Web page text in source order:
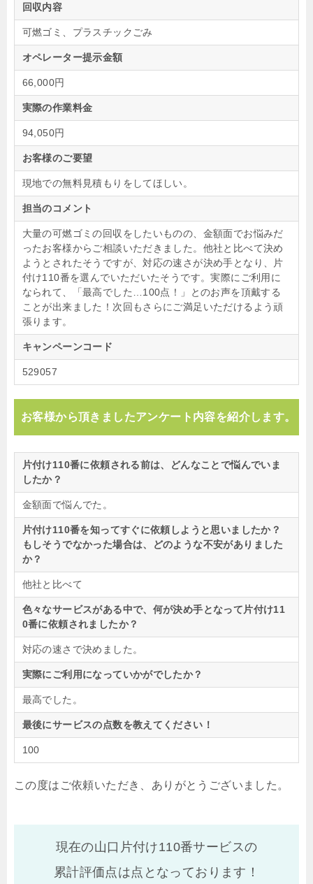
回収内容
可燃ゴミ、プラスチックごみ
オペレーター提示金額
66,000円
実際の作業料金
94,050円
お客様のご要望
現地での無料見積もりをしてほしい。
担当のコメント
大量の可燃ゴミの回収をしたいものの、金額面でお悩みだ
ったお客様からご相談いただきました。他社と比べて決め
ようとされたそうですが、対応の速さが決め手となり、片
付け110番を選んでいただいたそうです。実際にご利用に
なられて、「最高でした…100点！」とのお声を頂戴する
ことが出来ました！次回もさらにご満足いただけるよう頑
張ります。
キャンペーンコード
529057
お客様から頂きましたアンケート内容を紹介します。
片付け110番に依頼される前は、どんなことで悩んでいま
したか？
金額面で悩んでた。
片付け110番を知ってすぐに依頼しようと思いましたか？
もしそうでなかった場合は、どのような不安がありました
か？
他社と比べて
色々なサービスがある中で、何が決め手となって片付け11
0番に依頼されましたか？
対応の速さで決めました。
実際にご利用になっていかがでしたか？
最高でした。
最後にサービスの点数を教えてください！
100
この度はご依頼いただき、ありがとうございました。
現在の山口片付け110番サービスの
累計評価点は点となっております！